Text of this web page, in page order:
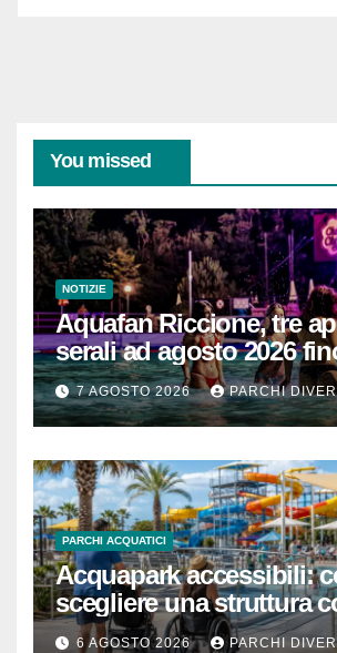
You missed
NOTIZIE
Aquafan Riccione, tre
serali ad agosto 2026
7 AGOSTO 2026 PARCHI
PARCHI ACQUATICI
Acquapark accessibili:
scegliere una struttura
passeggino o sedia a
6 AGOSTO 2026 PARCHI